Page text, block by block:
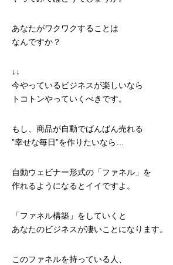
あなたがワクワクすることは
なんですか？
↓↓
今やっているビジネスが楽しいなら
トコトンやっていくべきです。
もし、商品が自動でばんばん売れる
”幸せな毎日”を作りたいなら…
自動ウェビナー形式の「ファネル」を
作れるようになるとイイですよ。
「ファネル構築」をしていくと
あなたのビジネスが凄いことになります。
このファネルを持っている人、